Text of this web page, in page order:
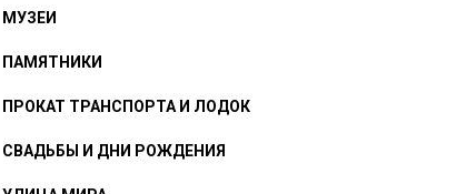
МУЗЕИ
ПАМЯТНИКИ
ПРОКАТ ТРАНСПОРТА И ЛОДОК
СВАДЬБЫ И ДНИ РОЖДЕНИЯ